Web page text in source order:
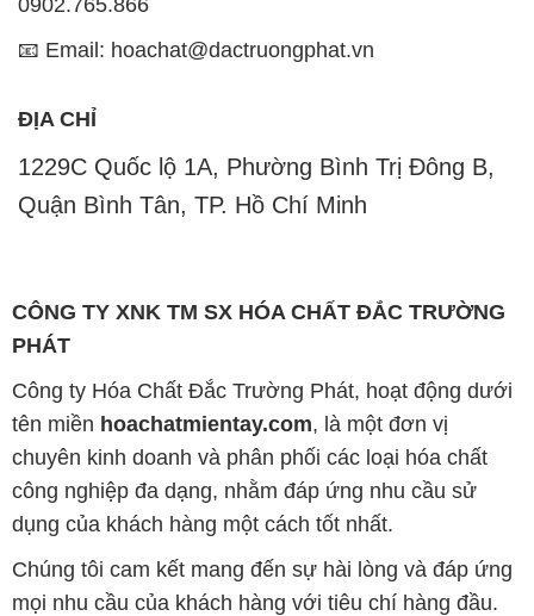
1229C Quốc lộ 1A, Phường Bình Trị Đông B,
Quận Bình Tân, TP. Hồ Chí Minh
CÔNG TY XNK TM SX HÓA CHẤT ĐẮC TRƯỜNG
PHÁT
chuyên kinh doanh và phân phối các loại hóa chất
công nghiệp đa dạng, nhằm đáp ứng nhu cầu sử
dụng của khách hàng một cách tốt nhất.
Chúng tôi cam kết mang đến sự hài lòng và đáp ứng
mọi nhu cầu của khách hàng với tiêu chí hàng đầu.
Công ty chúng tôi hiện cung cấp những sản phẩm
hóa chất chất lượng cao với giá thành hợp lý, nhằm
đảm bảo sự thành công của khách hàng.
Uy tín là một trong những nguyên tắc quan trọng